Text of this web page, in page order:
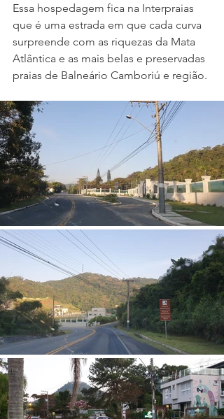
Essa hospedagem fica na Interpraias
que é uma estrada em que cada curva
surpreende com as riquezas da Mata
Atlântica e as mais belas e preservadas
praias de Balneário Camboriú e região.